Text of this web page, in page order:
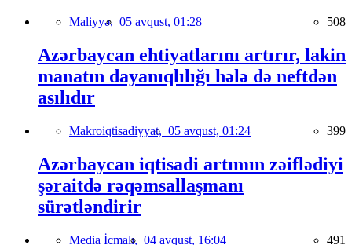
Maliyyə, 05 avqust, 01:28 508
Azərbaycan ehtiyatlarını artırır, lakin
manatın dayanıqlılığı hələ də neftdən
asılıdır
Makroiqtisadiyyat, 05 avqust, 01:24 399
Azərbaycan iqtisadi artımın zəiflədiyi
şəraitdə rəqəmsallaşmanı
sürətləndirir
Media İcmalı, 04 avqust, 16:04 491